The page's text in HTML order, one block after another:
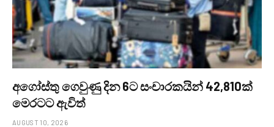
අගෝස්තු ගෙවුණු දින 6ට සංචාරකයින් 42,810ක්
මෙරටට ඇවිත්
AUGUST 10, 2026